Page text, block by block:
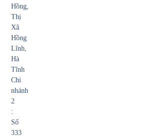
Hồng,
Thị
Xã
Hồng
Lĩnh,
Hà
Tĩnh
Chi
nhánh
2
:
Số
333